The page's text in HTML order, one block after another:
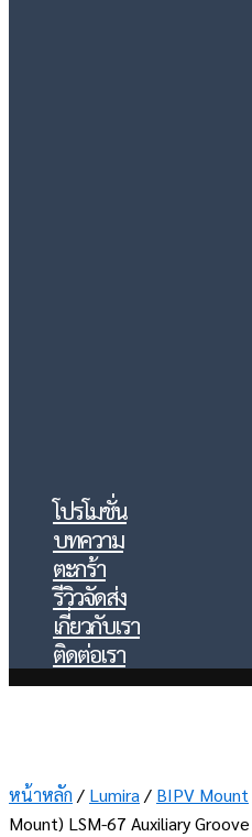
โปรโมชั่น
บทความ
ตะกร้า
รีวิวจัดส่ง
เกี่ยวกับเรา
ติดต่อเรา
หน้าหลัก / Lumira/ BIPV Mount
Mount) LSM-67 Auxiliary Groove